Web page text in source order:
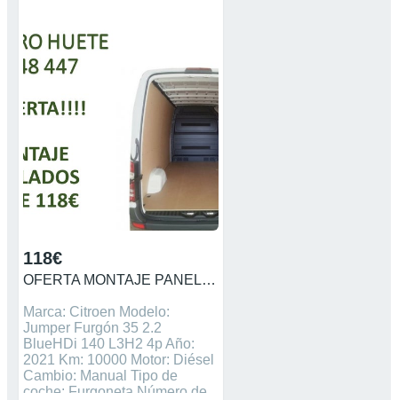
EQUIPAMIENTO PREMIUM:
Cocina completa, nevera 85L,
baño con ducha interior, ducha
exterior, 1 cama 180x135, 1
cama elevable 170x130,
asientos giratorios, 2 salones,
claraboyas, inversor corriente,
toma 220v, puertos USB, toldo,
portabicicletas, TV, utensilios
de cocina, ropa de cama y
baño. Precios según
temporada, mas información
en el Tlfno 644 90 13 84
118€
OFERTA MONTAJE PANELADOS PARA TODAS LAS FURGONETAS
Marca: Citroen Modelo:
Jumper Furgón 35 2.2
BlueHDi 140 L3H2 4p Año:
2021 Km: 10000 Motor: Diésel
Cambio: Manual Tipo de
coche: Furgoneta Número de